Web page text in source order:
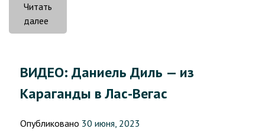
Читать
далее
Диль
пример
для
поколения»
ВИДЕО: Даниель Диль — из
Караганды в Лас-Вегас
Опубликовано 30 июня, 2023